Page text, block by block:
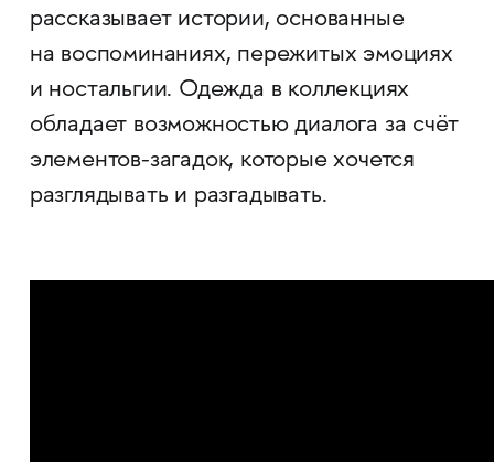
рассказывает истории, основанные
на воспоминаниях, пережитых эмоциях
и ностальгии. Одежда в коллекциях
обладает возможностью диалога за счёт
элементов-загадок, которые хочется
разглядывать и разгадывать.